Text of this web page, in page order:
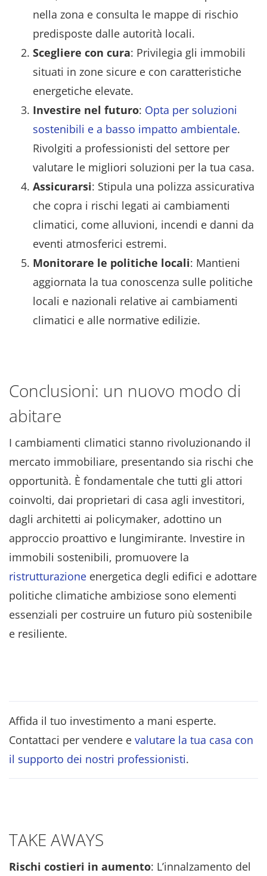
nella zona e consulta le mappe di rischio
predisposte dalle autorità locali.
Scegliere con cura: Privilegia gli immobili
situati in zone sicure e con caratteristiche
energetiche elevate.
Investire nel futuro: Opta per soluzioni
sostenibili e a basso impatto ambientale.
Rivolgiti a professionisti del settore per
valutare le migliori soluzioni per la tua casa.
Assicurarsi: Stipula una polizza assicurativa
che copra i rischi legati ai cambiamenti
climatici, come alluvioni, incendi e danni da
eventi atmosferici estremi.
Monitorare le politiche locali: Mantieni
aggiornata la tua conoscenza sulle politiche
locali e nazionali relative ai cambiamenti
climatici e alle normative edilizie.
Conclusioni: un nuovo modo di
abitare
I cambiamenti climatici stanno rivoluzionando il
mercato immobiliare, presentando sia rischi che
opportunità. È fondamentale che tutti gli attori
coinvolti, dai proprietari di casa agli investitori,
dagli architetti ai policymaker, adottino un
approccio proattivo e lungimirante. Investire in
immobili sostenibili, promuovere la
ristrutturazione energetica degli edifici e adottare
politiche climatiche ambiziose sono elementi
essenziali per costruire un futuro più sostenibile
e resiliente.
Affida il tuo investimento a mani esperte.
Contattaci per vendere e valutare la tua casa con
il supporto dei nostri professionisti.
TAKE AWAYS
Rischi costieri in aumento: L’innalzamento del